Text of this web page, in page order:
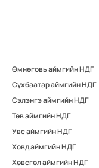
Өмнөговь аймгийн НДГ
Сүхбаатар аймгийн НДГ
Сэлэнгэ аймгийн НДГ
Төв аймгийн НДГ
Увс аймгийн НДГ
Ховд аймгийн НДГ
Хөвсгөл аймгийн НДГ